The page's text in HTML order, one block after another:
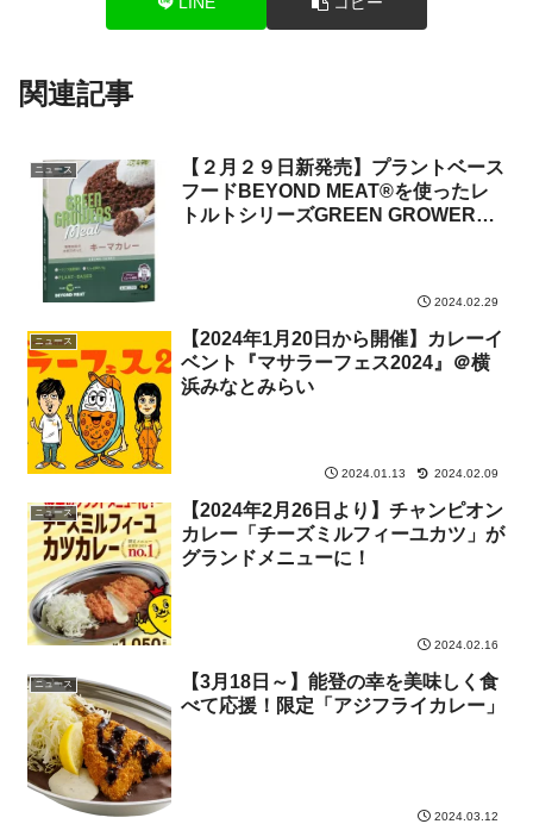
関連記事
ニュース
【２月２９日新発売】プラントベース
フードBEYOND MEAT®を使ったレ
トルトシリーズGREEN GROWERS
2024.02.29
ニュース
【2024年1月20日から開催】カレーイ
ベント『マサラーフェス2024』＠横
浜みなとみらい
2024.01.13 2024.02.09
ニュース
【2024年2月26日より】チャンピオン
カレー「チーズミルフィーユカツ」が
グランドメニューに！
2024.02.16
ニュース
【3月18日～】能登の幸を美味しく食
べて応援！限定「アジフライカレー」
2024.03.12